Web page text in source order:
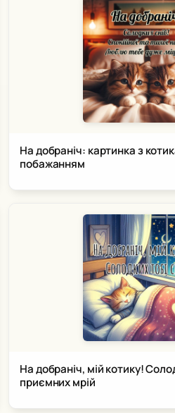
На добраніч: картинка з
побажанням
На добраніч, мій котику!
приємних мрій